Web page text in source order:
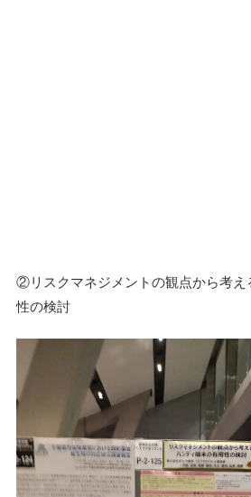
②リスクマネジメントの観点から考え
性の検討